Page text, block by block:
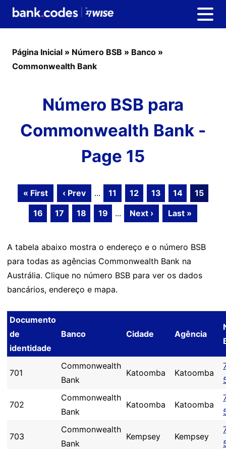
Página Inicial » Número BSB » Banco »
Commonwealth Bank
Número BSB para
Commonwealth Bank -
Page 15
« First ‹ Prev ... 11 12 13 14
15
16
17 18 19 ... Next › Last »
A tabela abaixo mostra o endereço e o número BSB
para todas as agências Commonwealth Bank na
Austrália. Clique no número BSB para ver os dados
bancários, endereço e mapa.
Documento
de
identidade
Banco Cidade Agência
701
Commonwealth
Bank
Katoomba Katoomba
702
Commonwealth
Bank
Katoomba Katoomba
703
Commonwealth
Bank
Kempsey Kempsey